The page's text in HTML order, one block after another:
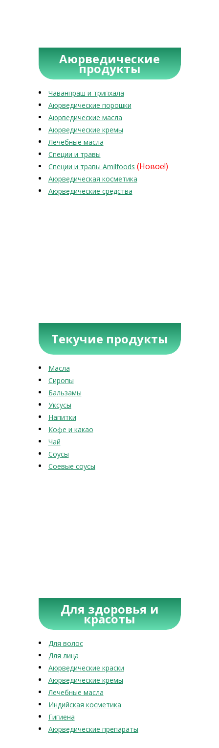
Аюрведические
продукты
Чаванпраш и трипхала
Аюрведические порошки
Аюрведические масла
Аюрведические кремы
Лечебные масла
Специи и травы
Специи и травы Amilfoods (Новое!)
Аюрведическая косметика
Аюрведические средства
Текучие продукты
Масла
Сиропы
Бальзамы
Уксусы
Напитки
Кофе и какао
Чай
Соусы
Соевые соусы
Для здоровья и
красоты
Для волос
Для лица
Аюрведические краски
Аюрведические кремы
Лечебные масла
Индийская косметика
Гигиена
Аюрведические препараты